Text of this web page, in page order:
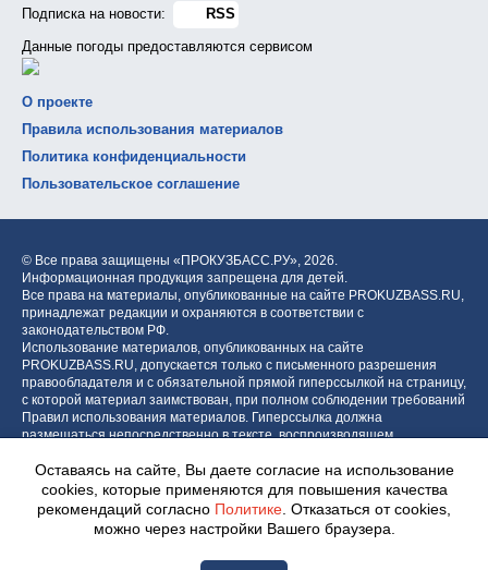
Подписка на новости:
RSS
Данные погоды предоставляются сервисом
О проекте
Правила использования материалов
Политика конфиденциальности
Пользовательское соглашение
© Все права защищены «ПРОКУЗБАСС.РУ», 2026.
Информационная продукция запрещена для детей.
Все права на материалы, опубликованные на сайте PROKUZBASS.RU,
принадлежат редакции и охраняются в соответствии с
законодательством РФ.
Использование материалов, опубликованных на сайте
PROKUZBASS.RU, допускается только с письменного разрешения
правообладателя и с обязательной прямой гиперссылкой на страницу,
с которой материал заимствован, при полном соблюдении требований
Правил использования материалов. Гиперссылка должна
размещаться непосредственно в тексте, воспроизводящем
блока.
Оставаясь на сайте, Вы даете согласие на использование
cookies, которые применяются для повышения качества
рекомендаций согласно Политике . Отказаться от cookies,
можно через настройки Вашего браузера.